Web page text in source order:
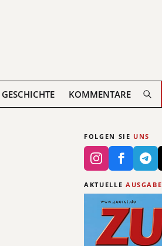
GESCHICHTE KOMMENTARE
FOLGEN SIE UNS
AKTUELLE AUSGABE